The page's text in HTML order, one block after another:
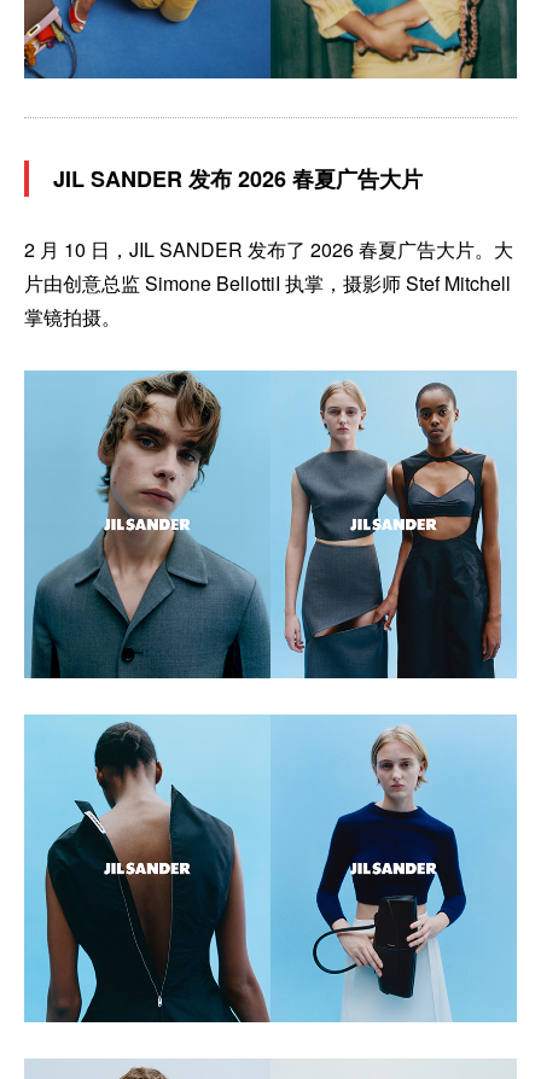
JIL SANDER 发布 2026 春夏广告大片
2 月 10 日，JIL SANDER 发布了 2026 春夏广告大片。大
片由创意总监 Simone BellottiI 执掌，摄影师 Stef Mitchell
掌镜拍摄。